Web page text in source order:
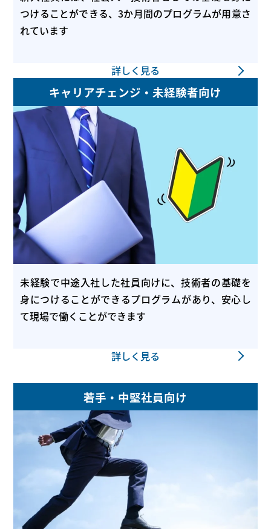
つけることができる、3か月間のプログラムが用意さ
れています
詳しく見る
キャリアチェンジ・未経験者向け
未経験で中途入社した社員向けに、技術者の基礎を
身につけることができるプログラムがあり、安心し
て現場で働くことができます
詳しく見る
若手・中堅社員向け